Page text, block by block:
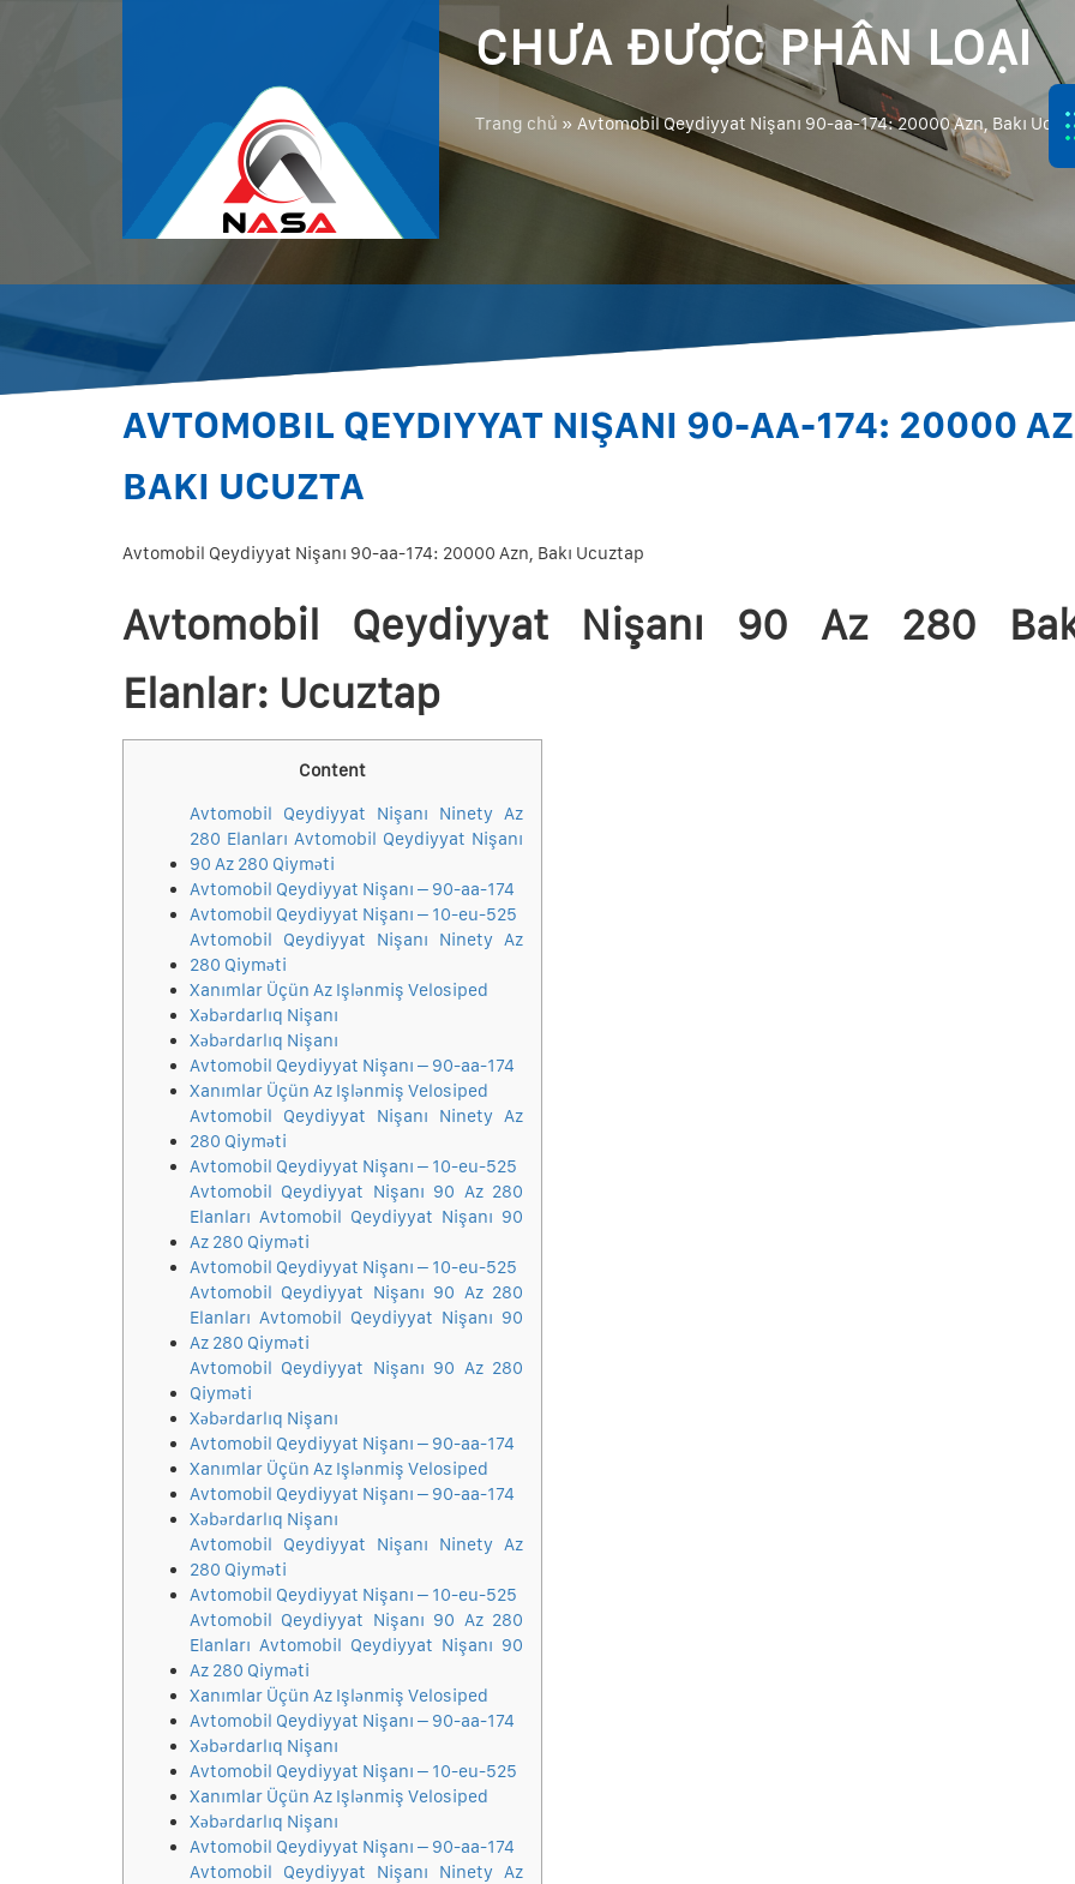
CHƯA ĐƯỢC PHÂN LOẠI
Trang chủ » Avtomobil Qeydiyyat Nişanı 90-aa-174: 20000 Azn, Bakı
AVTOMOBIL QEYDIYYAT NIŞANI 90-AA-174: 20000
BAKI UCUZTA
Avtomobil Qeydiyyat Nişanı 90-aa-174: 20000 Azn, Bakı Ucuztap
Avtomobil Qeydiyyat Nişanı 90 Az 280
Elanlar: Ucuztap
Content
Avtomobil Qeydiyyat Nişanı Ninety Az
280 Elanları Avtomobil Qeydiyyat Nişanı
90 Az 280 Qiyməti
Avtomobil Qeydiyyat Nişanı – 90-aa-174
Avtomobil Qeydiyyat Nişanı – 10-eu-525
Avtomobil Qeydiyyat Nişanı Ninety Az
280 Qiyməti
Xanımlar Üçün Az Işlənmiş Velosiped
Xəbərdarlıq Nişanı
Xəbərdarlıq Nişanı
Avtomobil Qeydiyyat Nişanı – 90-aa-174
Xanımlar Üçün Az Işlənmiş Velosiped
Avtomobil Qeydiyyat Nişanı Ninety Az
280 Qiyməti
Avtomobil Qeydiyyat Nişanı – 10-eu-525
Avtomobil Qeydiyyat Nişanı 90 Az 280
Elanları Avtomobil Qeydiyyat Nişanı 90
Az 280 Qiyməti
Avtomobil Qeydiyyat Nişanı – 10-eu-525
Avtomobil Qeydiyyat Nişanı 90 Az 280
Elanları Avtomobil Qeydiyyat Nişanı 90
Az 280 Qiyməti
Avtomobil Qeydiyyat Nişanı 90 Az 280
Qiyməti
Xəbərdarlıq Nişanı
Avtomobil Qeydiyyat Nişanı – 90-aa-174
Xanımlar Üçün Az Işlənmiş Velosiped
Avtomobil Qeydiyyat Nişanı – 90-aa-174
Xəbərdarlıq Nişanı
Avtomobil Qeydiyyat Nişanı Ninety Az
280 Qiyməti
Avtomobil Qeydiyyat Nişanı – 10-eu-525
Avtomobil Qeydiyyat Nişanı 90 Az 280
Elanları Avtomobil Qeydiyyat Nişanı 90
Az 280 Qiyməti
Xanımlar Üçün Az Işlənmiş Velosiped
Avtomobil Qeydiyyat Nişanı – 90-aa-174
Xəbərdarlıq Nişanı
Avtomobil Qeydiyyat Nişanı – 10-eu-525
Xanımlar Üçün Az Işlənmiş Velosiped
Xəbərdarlıq Nişanı
Avtomobil Qeydiyyat Nişanı – 90-aa-174
Avtomobil Qeydiyyat Nişanı Ninety Az